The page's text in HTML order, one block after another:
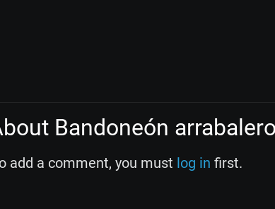
Bandoneón
add a comment, you must log in first.